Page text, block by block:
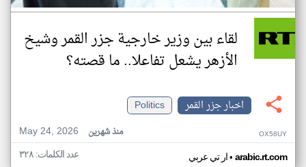
لقاء بين وزير خارجية جزر القمر وشيخ
الأزهر يشعل تفاعلا.. ما قصته؟
اخبار جزر القمر
Politics
May 24, 2026
منذ شهرين OX58UY
ار تي عربي• arabic.rt.com عدد الكلمات: ٣٢٨